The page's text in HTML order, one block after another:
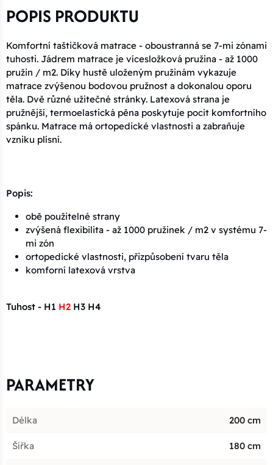
POPIS PRODUKTU
Komfortní taštičková matrace - oboustranná se 7-mi zónami
tuhosti. Jádrem matrace je vícesložková pružina - až 1000
pružin / m2. Díky hustě uloženým pružinám vykazuje
matrace zvýšenou bodovou pružnost a dokonalou oporu
těla. Dvě různé užitečné stránky. Latexová strana je
pružnější, termoelastická pěna poskytuje pocit komfortního
spánku. Matrace má ortopedické vlastnosti a zabraňuje
vzniku plísní.
Popis:
obě použitelné strany
zvýšená flexibilita - až 1000 pružinek / m2 v systému 7-
mi zón
ortopedické vlastnosti, přizpůsobení tvaru těla
komforní latexová vrstva
Tuhost - H1 H2 H3 H4
PARAMETRY
Délka 200 cm
Šířka 180 cm